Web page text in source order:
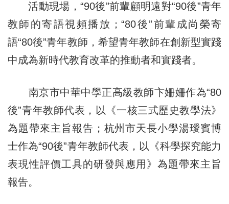
活動現場，“90後”前輩顧明遠對“90後”青年
教師的寄語視頻播放；“80後”前輩成尚榮寄
語“80後”青年教師，希望青年教師在創新型實踐
中成為新時代教育改革的推動者和實踐者。
南京市中華中學正高級教師卞姍姍作為“80
後”青年教師代表，以《一核三式歷史教學法》
為題帶來主旨報告；杭州市天長小學湯璦賓博
士作為“90後”青年教師代表，以《科學探究能力
表現性評價工具的研發與應用》為題帶來主旨
報告。